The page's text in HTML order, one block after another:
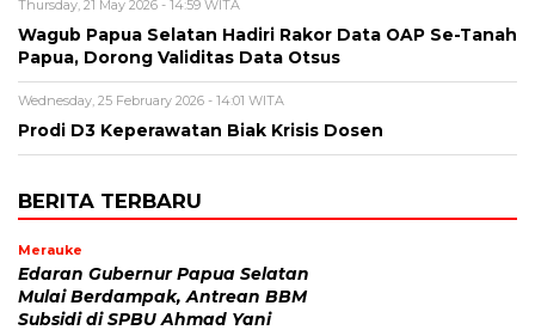
Thursday, 21 May 2026 - 14:59 WITA
Wagub Papua Selatan Hadiri Rakor Data OAP Se-Tanah
Papua, Dorong Validitas Data Otsus
Wednesday, 25 February 2026 - 14:01 WITA
Prodi D3 Keperawatan Biak Krisis Dosen
BERITA TERBARU
Merauke
Edaran Gubernur Papua Selatan
Mulai Berdampak, Antrean BBM
Subsidi di SPBU Ahmad Yani